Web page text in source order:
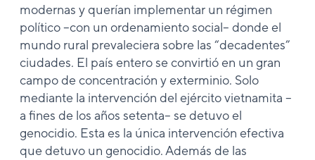
modernas y querían implementar un régimen
político –con un ordenamiento social– donde el
mundo rural prevaleciera sobre las “decadentes”
ciudades. El país entero se convirtió en un gran
campo de concentración y exterminio. Solo
mediante la intervención del ejército vietnamita –
a fines de los años setenta– se detuvo el
genocidio. Esta es la única intervención efectiva
que detuvo un genocidio. Además de las